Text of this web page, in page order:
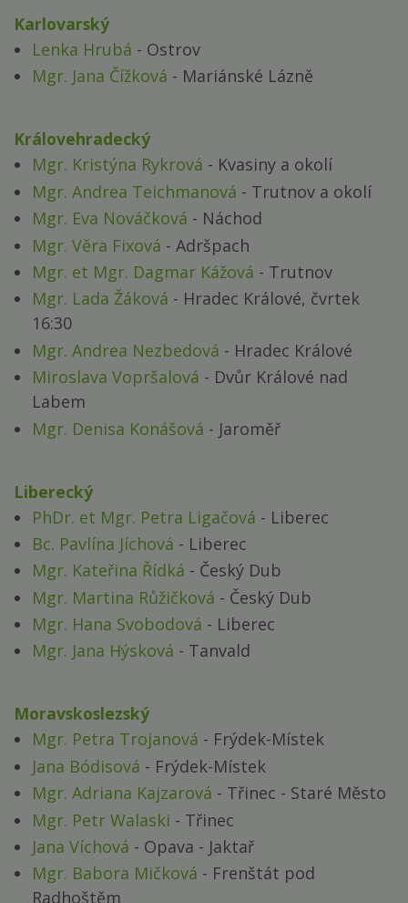
Karlovarský
Lenka Hrubá - Ostrov
Mgr. Jana Čížková - Mariánské Lázně
Královehradecký
Mgr. Kristýna Rykrová - Kvasiny a okolí
Mgr. Andrea Teichmanová - Trutnov a okolí
Mgr. Eva Nováčková - Náchod
Mgr. Věra Fixová - Adršpach
Mgr. et Mgr. Dagmar Kážová - Trutnov
Mgr. Lada Žáková - Hradec Králové, čvrtek
16:30
Mgr. Andrea Nezbedová - Hradec Králové
Miroslava Vopršalová - Dvůr Králové nad
Labem
Mgr. Denisa Konášová - Jaroměř
Liberecký
PhDr. et Mgr. Petra Ligačová - Liberec
Bc. Pavlína Jíchová - Liberec
Mgr. Kateřina Řídká - Český Dub
Mgr. Martina Růžičková - Český Dub
Mgr. Hana Svobodová - Liberec
Mgr. Jana Hýsková - Tanvald
Moravskoslezský
Mgr. Petra Trojanová - Frýdek-Místek
Jana Bódisová - Frýdek-Místek
Mgr. Adriana Kajzarová - Třinec - Staré Město
Mgr. Petr Walaski - Třinec
Jana Víchová - Opava - Jaktař
Mgr. Babora Mičková - Frenštát pod
Radhoštěm